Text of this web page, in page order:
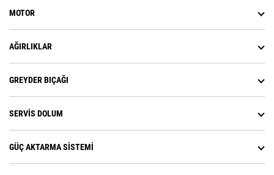
MOTOR
AĞIRLIKLAR
GREYDER BIÇAĞI
SERVIS DOLUM
GÜÇ AKTARMA SISTEMI